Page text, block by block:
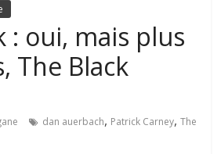
: oui, mais plus
The Black
dan auerbach, Patrick Carney,The